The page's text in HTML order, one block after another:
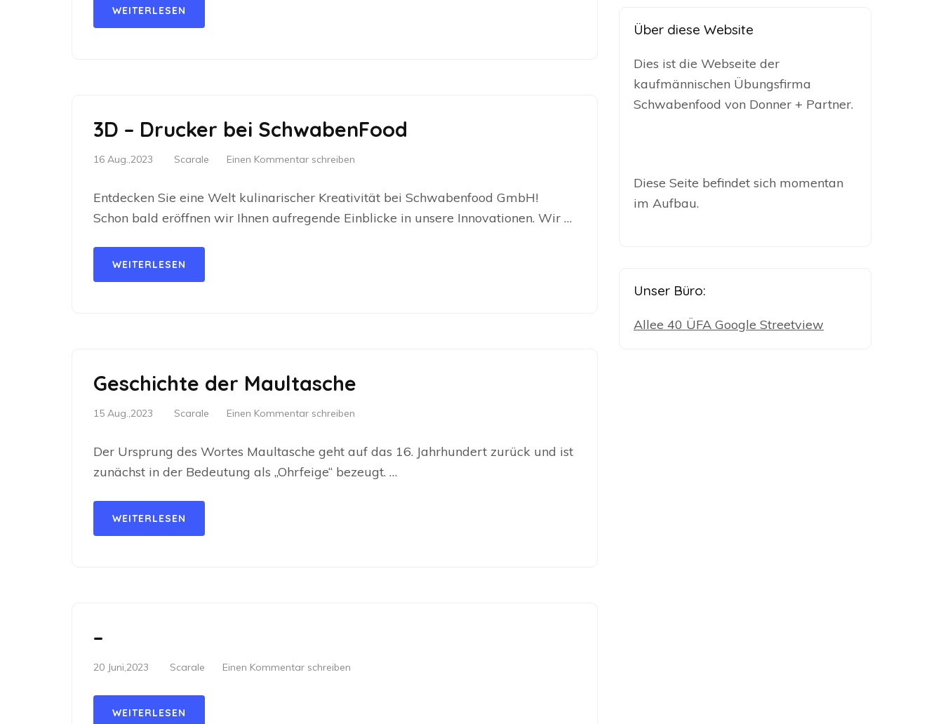
WEITERLESEN
3D – Drucker bei SchwabenFood
16 Aug.,2023 Scarale Einen Kommentar schreiben
Entdecken Sie eine Welt kulinarischer Kreativität bei Schwabenfood GmbH!
Schon bald eröffnen wir Ihnen aufregende Einblicke in unsere Innovationen. Wir …
WEITERLESEN
Geschichte der Maultasche
15 Aug.,2023 Scarale Einen Kommentar schreiben
Der Ursprung des Wortes Maultasche geht auf das 16. Jahrhundert zurück und ist
zunächst in der Bedeutung als „Ohrfeige“ bezeugt. …
WEITERLESEN
–
20 Juni,2023 Scarale Einen Kommentar schreiben
WEITERLESEN
Über diese Website
Dies ist die Webseite der
kaufmännischen Übungsfirma
Schwabenfood von Donner + Partner.
Diese Seite befindet sich momentan
im Aufbau.
Unser Büro:
Allee 40 ÜFA Google Streetview